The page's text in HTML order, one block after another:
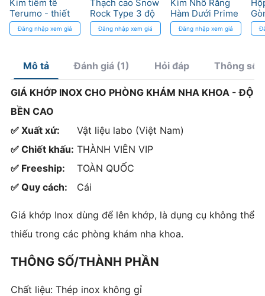
Kim tiêm tê
Terumo - thiết
kế ba cạnh siêu
sắc
Đăng nhập xem giá
Thạch cao Snow
Rock Type 3 độ
cứng 100MPa
Đăng nhập xem giá
Kìm Nhổ Răng
Hàm Dưới Prime
– Tối ưu thao tác,
bền bỉ trong
Đăng nhập xem giá
Mô tả Đánh giá (1) Hỏi đáp Thông số/
GIÁ KHỚP INOX CHO PHÒNG KHÁM NHA KHOA - ĐỘ
BỀN CAO
✅ Xuất xứ:
Vật liệu labo (Việt Nam)
✅ Chiết khấu: THÀNH VIÊN VIP
✅ Freeship:
TOÀN QUỐC
✅ Quy cách:
Cái
Giá khớp Inox dùng để lên khớp, là dụng cụ không thể
thiếu trong các phòng khám nha khoa.
THÔNG SỐ/THÀNH PHẦN
Chất liệu: Thép inox không gỉ